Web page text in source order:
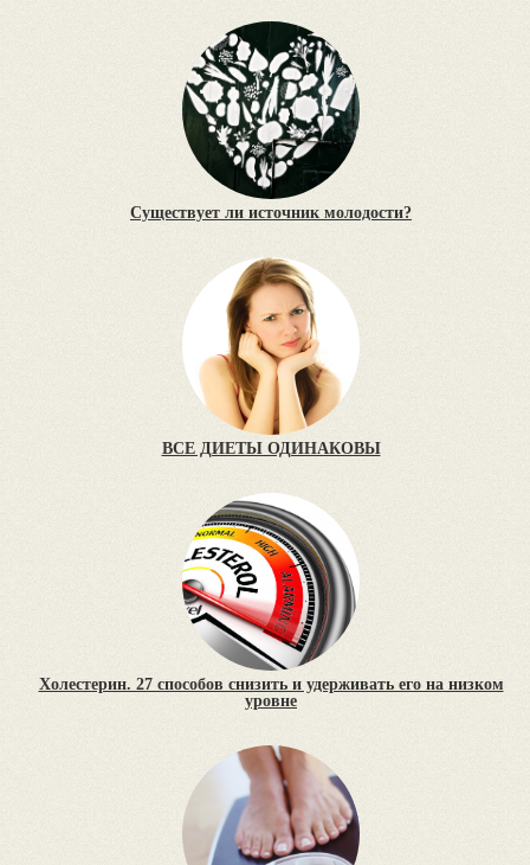
Существует ли источник молодости?
ВСЕ ДИЕТЫ ОДИНАКОВЫ
Холестерин. 27 способов снизить и удерживать его на низком
уровне